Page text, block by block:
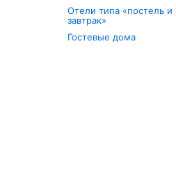
Отели типа «постель и
завтрак»
Гостевые дома